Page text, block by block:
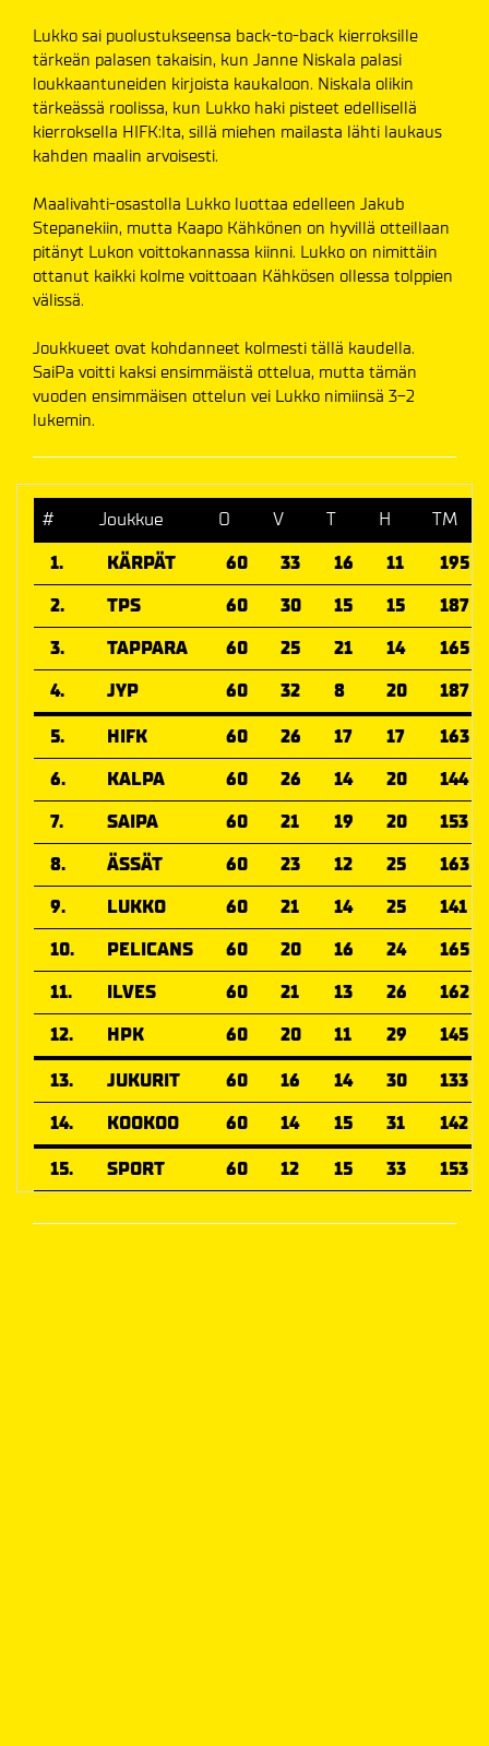
Lukko sai puolustukseensa back-to-back kierroksille
tärkeän palasen takaisin, kun Janne Niskala palasi
loukkaantuneiden kirjoista kaukaloon. Niskala olikin
tärkeässä roolissa, kun Lukko haki pisteet edellisellä
kierroksella HIFK:lta, sillä miehen mailasta lähti laukaus
kahden maalin arvoisesti.
Maalivahti-osastolla Lukko luottaa edelleen Jakub
Stepanekiin, mutta Kaapo Kähkönen on hyvillä otteillaan
pitänyt Lukon voittokannassa kiinni. Lukko on nimittäin
ottanut kaikki kolme voittoaan Kähkösen ollessa tolppien
välissä.
Joukkueet ovat kohdanneet kolmesti tällä kaudella.
SaiPa voitti kaksi ensimmäistä ottelua, mutta tämän
vuoden ensimmäisen ottelun vei Lukko nimiinsä 3-2
lukemin.
# Joukkue O V T H
TM
1.
KÄRPÄT 60 33 16 11
195
2.
TPS 60 30 15 15
187
3.
TAPPARA 60 25 21 14
165
4.
JYP 60 32 8 20
187
5.
HIFK 60 26 17 17
163
6.
KALPA 60 26 14 20
144
7.
SAIPA 60 21 19 20
153
8.
ÄSSÄT 60 23 12 25
163
9.
LUKKO 60 21 14 25
141
10.
PELICANS 60 20 16 24
165
11.
ILVES 60 21 13 26
162
12.
HPK 60 20 11 29
145
13.
JUKURIT 60 16 14 30
133
14.
KOOKOO 60 14 15 31
142
15.
SPORT 60 12 15 33 153